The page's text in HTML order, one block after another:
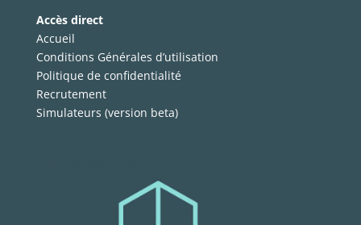
Accès direct
Accueil
Conditions Générales d’utilisation
Politique de confidentialité
Recrutement
Simulateurs (version beta)